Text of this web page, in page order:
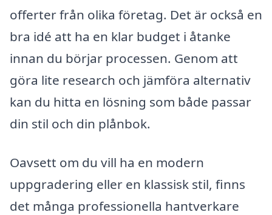
offerter från olika företag. Det är också en
bra idé att ha en klar budget i åtanke
innan du börjar processen. Genom att
göra lite research och jämföra alternativ
kan du hitta en lösning som både passar
din stil och din plånbok.
Oavsett om du vill ha en modern
uppgradering eller en klassisk stil, finns
det många professionella hantverkare